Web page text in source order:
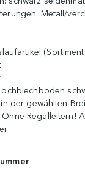
Metall/
der gewählten
Regalleitern!